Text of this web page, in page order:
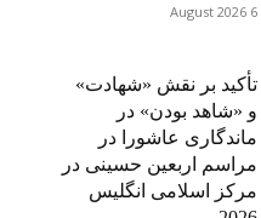
6 August 2026
تأکید بر نقش «شهادت»
و «شاهد بودن» در
ماندگاری عاشورا در
مراسم اربعین حسینی در
مرکز اسلامی انگلیس